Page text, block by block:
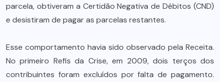
parcela, obtiveram a Certidão Negativa de Débitos (CND)
e desistiram de pagar as parcelas restantes.
Esse comportamento havia sido observado pela Receita.
No primeiro Refis da Crise, em 2009, dois terços dos
contribuintes foram excluídos por falta de pagamento.